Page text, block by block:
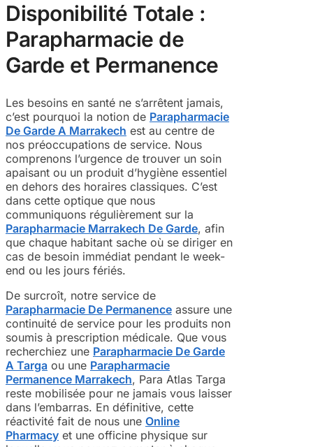
Disponibilité Totale :
Parapharmacie de
Garde et Permanence
Les besoins en santé ne s’arrêtent jamais,
c’est pourquoi la notion de Parapharmacie
De Garde A Marrakech est au centre de
nos préoccupations de service. Nous
comprenons l’urgence de trouver un soin
apaisant ou un produit d’hygiène essentiel
en dehors des horaires classiques. C’est
dans cette optique que nous
communiquons régulièrement sur la
Parapharmacie Marrakech De Garde, afin
que chaque habitant sache où se diriger en
cas de besoin immédiat pendant le week-
end ou les jours fériés.
De surcroît, notre service de
Parapharmacie De Permanence assure une
continuité de service pour les produits non
soumis à prescription médicale. Que vous
recherchiez une Parapharmacie De Garde
A Targa ou une Parapharmacie
Permanence Marrakech, Para Atlas Targa
reste mobilisée pour ne jamais vous laisser
dans l’embarras. En définitive, cette
réactivité fait de nous une Online
Pharmacy et une officine physique sur